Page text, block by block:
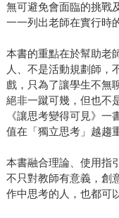
無可避免會面臨的挑戰
一一列出老師在實行時
本書的重點在於幫助老
人、不是活動規劃師，
戲，只為了讓學生不無
絕非一蹴可幾，但也不
《讓思考變得可見》
值在「獨立思考」越趨
本書融合理論、使用指
不只對教師有意義，創
作中思考的人，也都可